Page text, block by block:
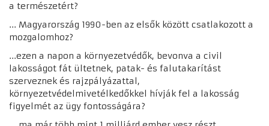
a természetért?
... Magyarország 1990-ben az elsők között csatlakozott a
mozgalomhoz?
...ezen a napon a környezetvédők, bevonva a civil
lakosságot fát ültetnek, patak- és falutakarítást
szerveznek és rajzpályázattal,
környezetvédelmivetélkedőkkel hívják fel a lakosság
figyelmét az ügy fontosságára?